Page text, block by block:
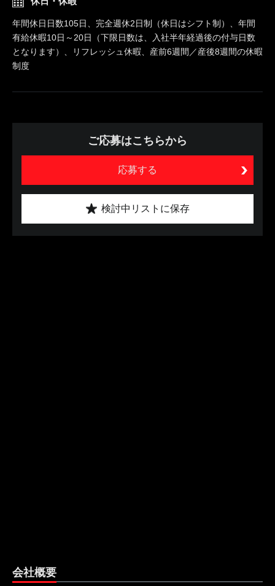
年間休日日数105日、完全週休2日制（休日はシフト制）、年間
有給休暇10日～20日（下限日数は、入社半年経過後の付与日数
となります）、リフレッシュ休暇、産前6週間／産後8週間の休暇
制度
ご応募はこちらから
応募する
検討中リストに保存
会社概要